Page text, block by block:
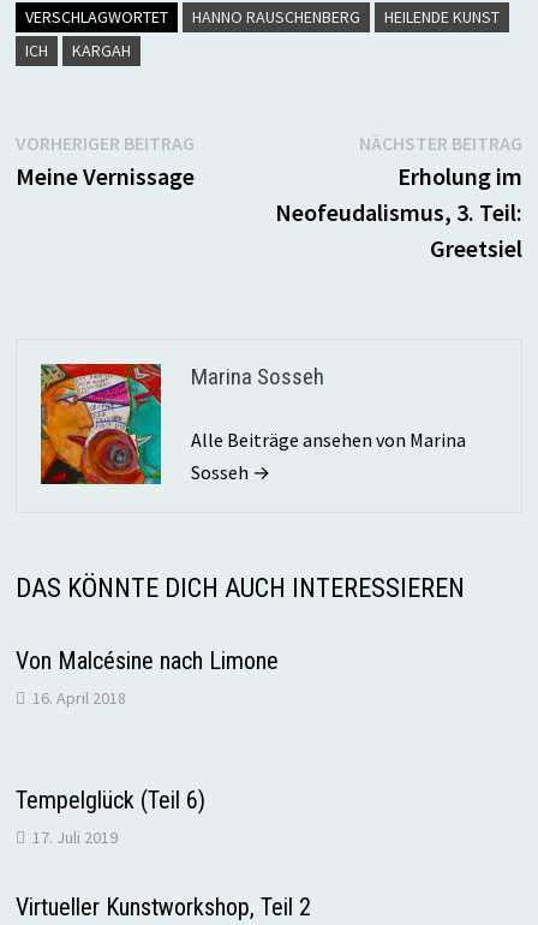
VERSCHLAGWORTET HANNO RAUSCHENBERG
HEILENDE KUNST
ICH
KARGAH
Beitragsnavigation
VORHERIGER BEITRAGVorheriger
Beitrag:
Meine Vernissage
NÄCHSTER BEITRAG
Erholung im
Neofeudalismus, 3. Teil:
Greetsiel
Marina Sosseh
Alle Beiträge ansehen von Marina
Sosseh →
DAS KÖNNTE DICH AUCH INTERESSIEREN
Von Malcésine nach Limone
16. April 2018
Tempelglück (Teil 6)
17. Juli 2019
Virtueller Kunstworkshop, Teil 2